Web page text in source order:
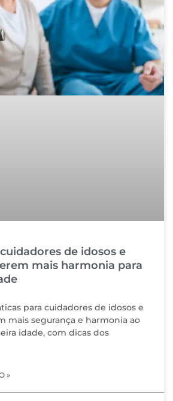
de idosos e
mais harmonia para
para cuidadores de idosos e
mais segurança e harmonia ao
idade, com dicas dos
»